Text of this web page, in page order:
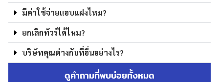
มีค่าใช้จ่ายแอบแฝงไหม?
ยกเลิกทัวร์ได้ไหม?
บริษัทคุณต่างกับที่อื่นอย่างไร?
ดูคำถามที่พบบ่อยทั้งหมด